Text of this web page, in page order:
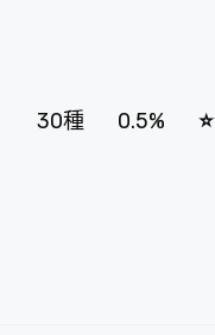
30種 0.5%